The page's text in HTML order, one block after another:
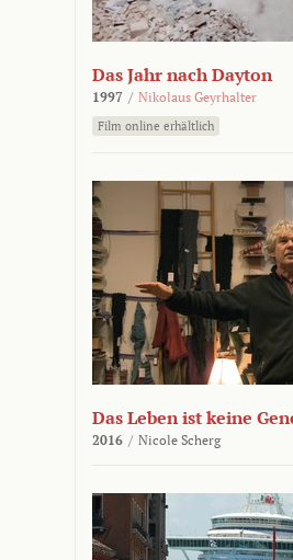
Das Jahr nach Dayton
1997 / Nikolaus Geyrhalter
Film online erhältlich
Das Leben ist keine
2016 / Nicole Scherg